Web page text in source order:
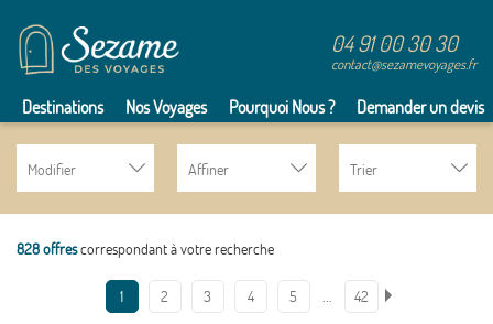
04 91 00 30 30
contact@sezamevoyages.fr
Destinations Nos Voyages Pourquoi Nous ? Demander un devis
Modifier Affiner Trier
828 offrescorrespondant à votre recherche
1 2 3 4 5 … 42